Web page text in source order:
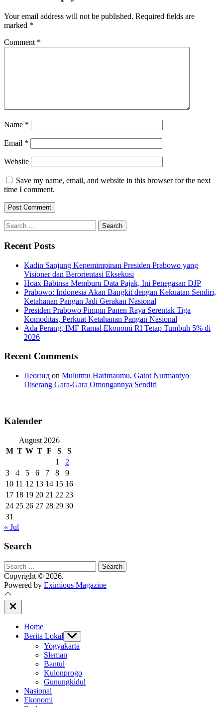
Your email address will not be published. Required fields are
marked *
Comment *
Name *
Email *
Website
Save my name, email, and website in this browser for the next
time I comment.
Search
for:
Recent Posts
Kadin Sanjung Kepemimpinan Presiden Prabowo yang
Visioner dan Berorientasi Eksekusi
Hoax Babinsa Memburu Data Pajak, Ini Penegasan DJP
Prabowo: Indonesia Akan Bangkit dengan Kekuatan Sendiri,
Ketahanan Pangan Jadi Gerakan Nasional
Presiden Prabowo Pimpin Panen Raya Serentak Tiga
Komoditas, Perkuat Ketahanan Pangan Nasional
Ada Perang, IMF Ramal Ekonomi RI Tetap Tumbuh 5% di
2026
Recent Comments
Леонид on Mulutmu Harimaumu, Gatot Nurmantyo
Diserang Gara-Gara Omongannya Sendiri
Kalender
August 2026
M T W T F S
S
1
2
3
4 5 6 7 8
9
10 11 12 13 14 15 16
17 18 19 20 21 22 23
24 25 26 27 28 29 30
31
« Jul
Search
Search
for:
Copyright © 2026.
Powered by Eximious Magazine
Close
Off
Home
Berita Lokal Show
sub
menu
Yogyakarta
Sleman
Bantul
Kulonprogo
Gunungkidul
Nasional
Ekonomi